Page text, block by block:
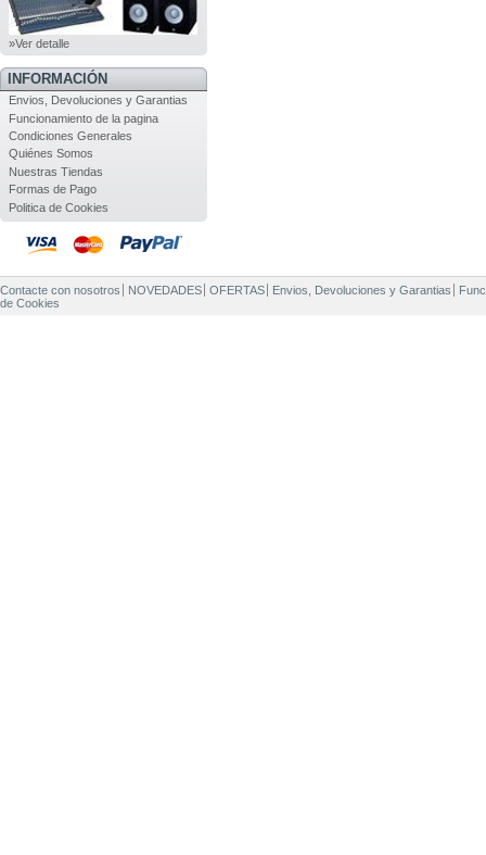
»Ver detalle
INFORMACIÓN
Envios, Devoluciones y Garantias
Funcionamiento de la pagina
Condiciones Generales
Quiénes Somos
Nuestras Tiendas
Formas de Pago
Politica de Cookies
Contacte con nosotros NOVEDADES OFERTAS Envios, Devoluciones y Garantias
de Cookies